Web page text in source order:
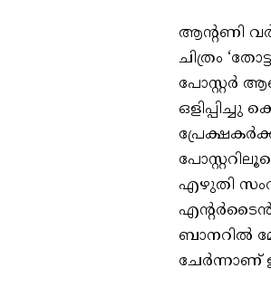
ആന്റണി
ചിത്രം
പോസ്റ്റർ
എഴുതി
ബാനറിൽ
ചേർന്നാണ്